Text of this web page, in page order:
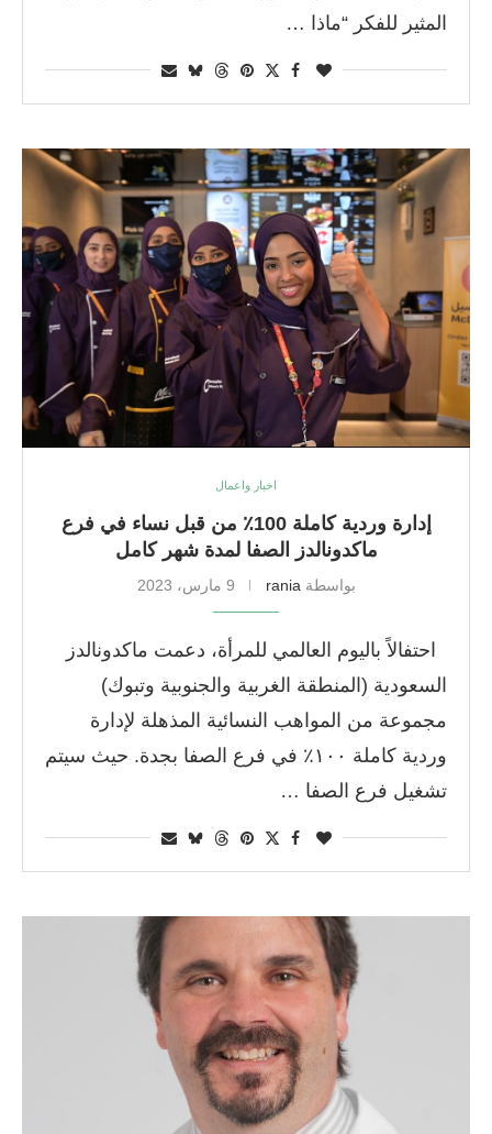
المثير للفكر “ماذا …
اخبار واعمال
إدارة وردية كاملة 100٪ من قبل نساء في فرع
ماكدونالدز الصفا لمدة شهر كامل
بواسطة rania 9 مارس، 2023
احتفالاً باليوم العالمي للمرأة، دعمت ماكدونالدز
السعودية (المنطقة الغربية والجنوبية وتبوك)
مجموعة من المواهب النسائية المذهلة لإدارة
وردية كاملة ١٠٠٪ في فرع الصفا بجدة. حيث سيتم
تشغيل فرع الصفا …